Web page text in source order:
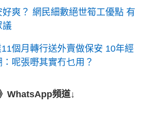
爽？ 網民細數絕世筍工優點 有
議
個月轉行送外賣做保安 10年經
呢張嘢其實冇乜用？
WhatsApp頻道↓